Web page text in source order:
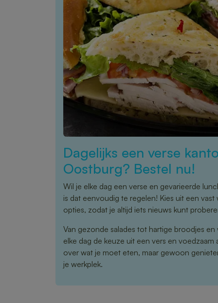
Dagelijks een verse
Oostburg? Bestel nu!
Wil je elke dag een verse en gevarieerde
is dat eenvoudig te regelen! Kies uit een
opties, zodat je altijd iets nieuws kunt
Van gezonde salades tot hartige broodjes en
elke dag de keuze uit een vers en voedzaam
over wat je moet eten, maar gewoon
je werkplek.